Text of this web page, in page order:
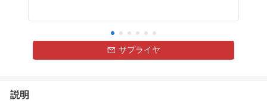
サプライヤ
説明